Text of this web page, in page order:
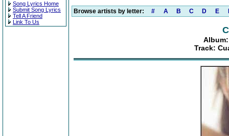
Song Lyrics Home
Submit Song Lyrics
Tell A Friend
Link To Us
Browse artists by letter: # A B C D E
Track: